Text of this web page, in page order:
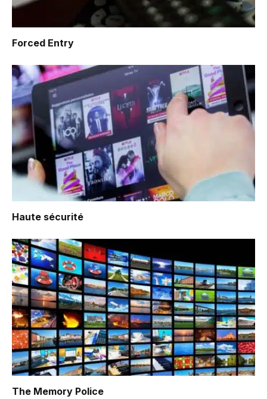
Forced Entry
Haute sécurité
The Memory Police